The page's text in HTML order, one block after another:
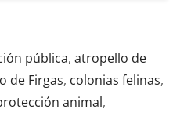
pública, atropello de
de Firgas, colonias felinas,
animal,